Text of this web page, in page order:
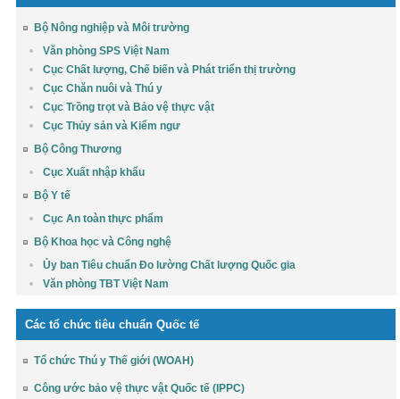
Bộ Nông nghiệp và Môi trường
Văn phòng SPS Việt Nam
Cục Chất lượng, Chế biến và Phát triển thị trường
Cục Chăn nuôi và Thú y
Cục Trồng trọt và Bảo vệ thực vật
Cục Thủy sản và Kiểm ngư
Bộ Công Thương
Cục Xuất nhập khẩu
Bộ Y tế
Cục An toàn thực phẩm
Bộ Khoa học và Công nghệ
Ủy ban Tiêu chuẩn Đo lường Chất lượng Quốc gia
Văn phòng TBT Việt Nam
Các tổ chức tiêu chuẩn Quốc tế
Tổ chức Thú y Thế giới (WOAH)
Công ước bảo vệ thực vật Quốc tế (IPPC)